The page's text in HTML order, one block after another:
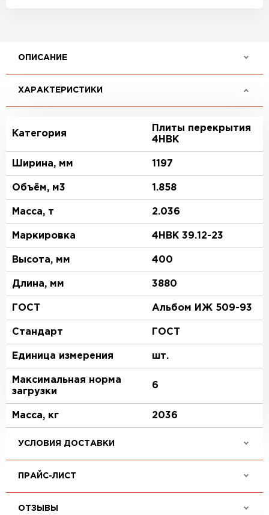
ОПИСАНИЕ
ХАРАКТЕРИСТИКИ
Категория
Плиты перекрытия
4НВК
Ширина, мм 1197
Объём, м3 1.858
Масса, т 2.036
Маркировка 4НВК 39.12-23
Высота, мм 400
Длина, мм 3880
ГОСТ Альбом ИЖ 509-93
Стандарт ГОСТ
Единица измерения шт.
Максимальная норма
загрузки
6
Масса, кг 2036
УСЛОВИЯ ДОСТАВКИ
ПРАЙС-ЛИСТ
ОТЗЫВЫ